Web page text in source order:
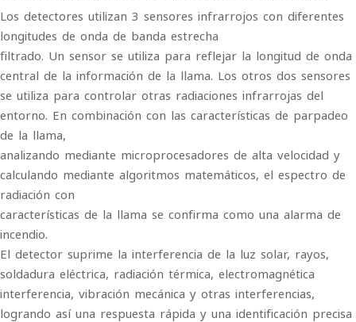
Los detectores utilizan 3 sensores infrarrojos con diferentes
longitudes de onda de banda estrecha
filtrado. Un sensor se utiliza para reflejar la longitud de onda
central de la información de la llama. Los otros dos sensores
se utiliza para controlar otras radiaciones infrarrojas del
entorno. En combinación con las características de parpadeo
de la llama,
analizando mediante microprocesadores de alta velocidad y
calculando mediante algoritmos matemáticos, el espectro de
radiación con
características de la llama se confirma como una alarma de
incendio.
El detector suprime la interferencia de la luz solar, rayos,
soldadura eléctrica, radiación térmica, electromagnética
interferencia, vibración mecánica y otras interferencias,
logrando así una respuesta rápida y una identificación precisa